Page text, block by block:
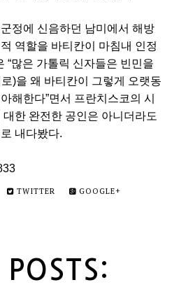
정에 신음하던 남미에서 해방
역할을 바티칸이 마침내 인정
“많은 가톨릭 신자들은 빈민을
)을 왜 바티칸이 그렇게 오랫동
해한다”면서 프란치스코의 시
한 완전한 공인은 아니더라도
내다봤다.
TWITTER
GOOGLE+